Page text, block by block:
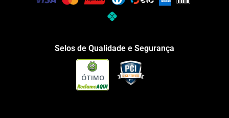
Selos de Qualidade e Segurança
ÓTIMO